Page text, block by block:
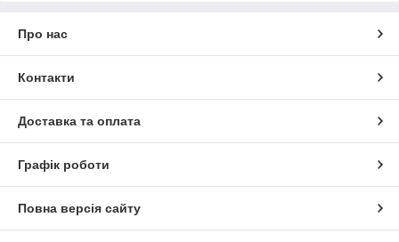
Про нас
Контакти
Доставка та оплата
Графік роботи
Повна версія сайту